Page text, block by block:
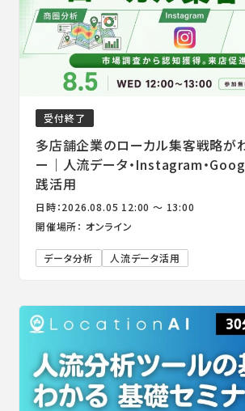
受付終了
多店舗企業のローカル集客戦略が
ー｜人流データ・Instagram・
践活用
日時：2026.08.05 12:00 ～ 13:00
開催場所： オンライン
データ分析 人流データ活用